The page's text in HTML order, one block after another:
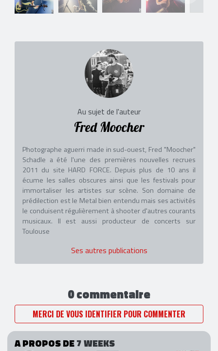
Au sujet de l'auteur
Fred Moocher
Photographe aguerri made in sud-ouest, Fred "Moocher"
Schadle a été l'une des premières nouvelles recrues
2011 du site HARD FORCE. Depuis plus de 10 ans il
écume les salles obscures ainsi que les festivals pour
immortaliser les artistes sur scène. Son domaine de
prédilection est le Metal bien entendu mais ses activités
le conduisent régulièrement à shooter d'autres courants
musicaux. Il est aussi producteur de concerts sur
Toulouse
Ses autres publications
0 commentaire
MERCI DE VOUS IDENTIFIER POUR COMMENTER
A PROPOS DE7 WEEKS